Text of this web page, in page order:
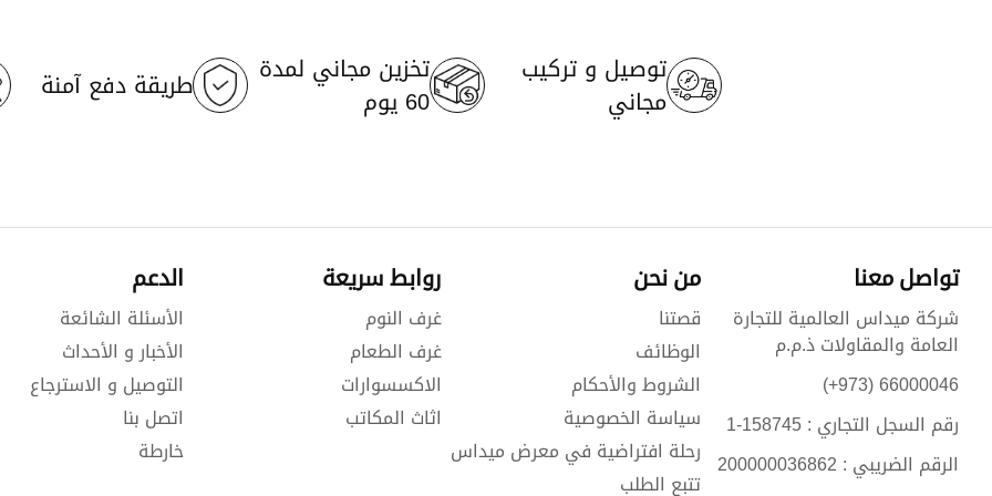
توصيل و تركيب
مجاني
تخزين مجاني لمدة
60 يوم طريقة دفع آمنة
تواصل معنا
شركة ميداس العالمية للتجارة
العامة والمقاولات ذ.م.م
66000046 (973+)
رقم السجل التجاري : 158745-1
الرقم الضريبي : 200000036862
من نحن
قصتنا
الوظائف
الشروط والأحكام
سياسة الخصوصية
رحلة افتراضية في معرض ميداس
تتبع الطلب
روابط سريعة
غرف النوم
غرف الطعام
الاكسسوارات
اثاث المكاتب
الدعم
الأسئلة الشائعة
الأخبار و الأحداث
التوصيل و الاسترجاع
اتصل بنا
خارطة